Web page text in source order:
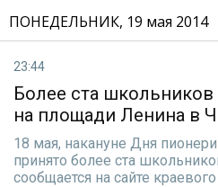
ПОНЕДЕЛЬНИК, 19 мая 2014
23:44
Более ста
на площади Ленина в
18 мая, накануне Дня
принято более ста
сообщается на сайте